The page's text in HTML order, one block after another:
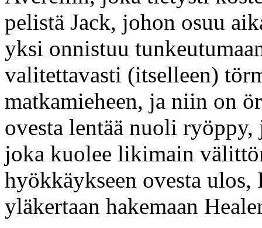
pelistä Jack, johon osuu
yksi onnistuu
valitettavasti (itselleen)
matkamieheen, ja niin on
ovesta lentää nuoli ryöppy,
joka kuolee likimain
hyökkäykseen ovesta ulos,
yläkertaan hakemaan